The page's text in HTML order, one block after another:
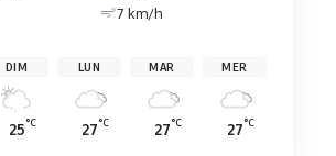
7 km/h
DIM
25°C
LUN
27°C
MAR
27°C
MER
27°C